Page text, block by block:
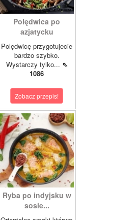
Polędwica po
azjatycku
Polędwicę przygotujecie
bardzo szybko.
Wystarczy tylko... ⇖
1086
Zobacz przepis!
Ryba po indyjsku w
sosie...